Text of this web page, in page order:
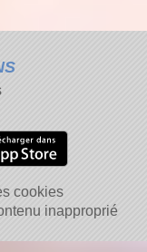
cookies
inapproprié